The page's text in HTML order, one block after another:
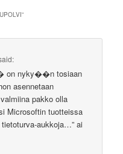
”
on nyky��n tosiaan
asennetaan
pakko olla
Microsoftin tuotteissa
aukkoja…” ai